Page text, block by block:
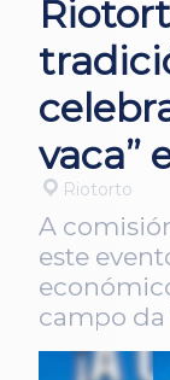
vaca”
Riotorto
A
este
campo da